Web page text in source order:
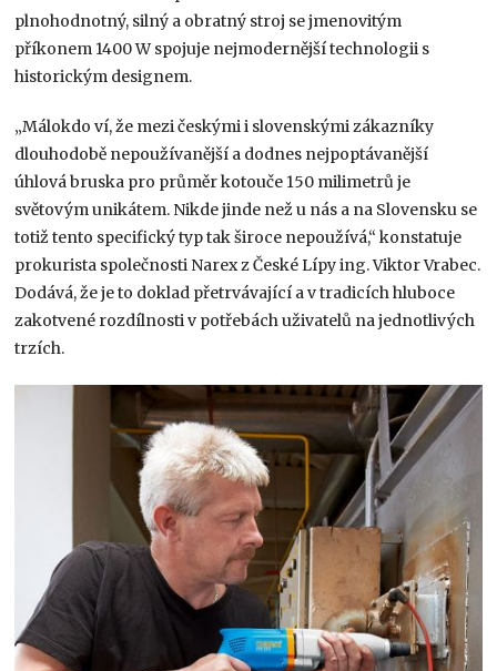
plnohodnotný, silný a obratný stroj se jmenovitým
příkonem 1400 W spojuje nejmodernější technologii s
historickým designem.
„Málokdo ví, že mezi českými i slovenskými zákazníky
dlouhodobě nepoužívanější a dodnes nejpoptávanější
úhlová bruska pro průměr kotouče 150 milimetrů je
světovým unikátem. Nikde jinde než u nás a na Slovensku se
totiž tento specifický typ tak široce nepoužívá,“ konstatuje
prokurista společnosti Narex z České Lípy ing. Viktor Vrabec.
Dodává, že je to doklad přetrvávající a v tradicích hluboce
zakotvené rozdílnosti v potřebách uživatelů na jednotlivých
trzích.